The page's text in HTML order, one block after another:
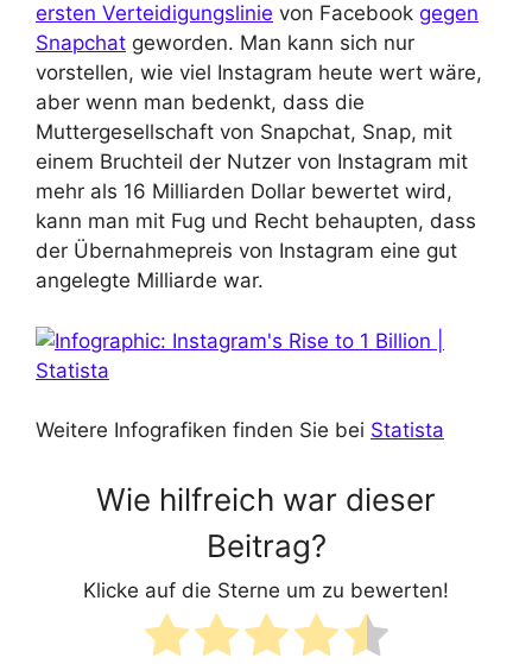
ersten Verteidigungslinie von Facebook gegen
Snapchat geworden. Man kann sich nur
vorstellen, wie viel Instagram heute wert wäre,
aber wenn man bedenkt, dass die
Muttergesellschaft von Snapchat, Snap, mit
einem Bruchteil der Nutzer von Instagram mit
mehr als 16 Milliarden Dollar bewertet wird,
kann man mit Fug und Recht behaupten, dass
der Übernahmepreis von Instagram eine gut
angelegte Milliarde war.
Weitere Infografiken finden Sie bei Statista
Wie hilfreich war dieser
Beitrag?
Klicke auf die Sterne um zu bewerten!